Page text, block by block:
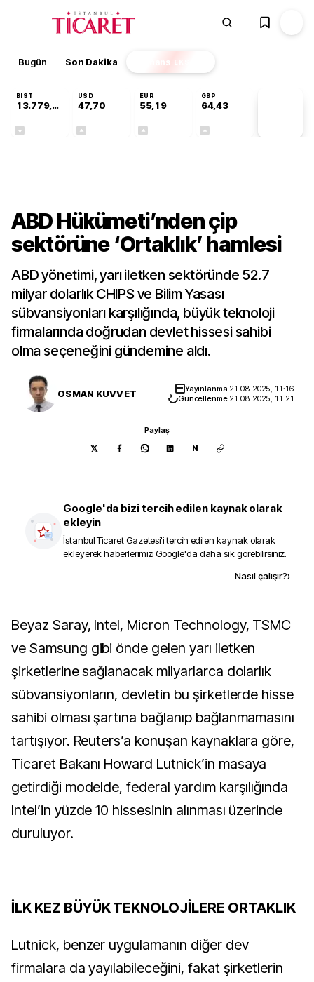
Bugün Son Dakika Finans EKSTRA
BIST
13.779,39
USD
47,70
EUR
55,19
GBP
64,43
ABD Hükümeti’nden çip
sektörüne ‘Ortaklık’ hamlesi
ABD yönetimi, yarı iletken sektöründe 52.7
milyar dolarlık CHIPS ve Bilim Yasası
sübvansiyonları karşılığında, büyük teknoloji
firmalarında doğrudan devlet hissesi sahibi
olma seçeneğini gündemine aldı.
OSMAN KUVVET Yayınlanma 21.08.2025, 11:16
Güncellenme 21.08.2025, 11:21
Paylaş
N
Google'da bizi tercih edilen kaynak olarak
ekleyin
İstanbul Ticaret Gazetesi'i tercih edilen kaynak olarak
ekleyerek haberlerimizi Google'da daha sık görebilirsiniz.
Nasıl çalışır?›
Beyaz Saray, Intel, Micron Technology, TSMC
ve Samsung gibi önde gelen yarı iletken
şirketlerine sağlanacak milyarlarca dolarlık
sübvansiyonların, devletin bu şirketlerde hisse
sahibi olması şartına bağlanıp bağlanmamasını
tartışıyor. Reuters’a konuşan kaynaklara göre,
Ticaret Bakanı Howard Lutnick’in masaya
getirdiği modelde, federal yardım karşılığında
Intel’in yüzde 10 hissesinin alınması üzerinde
duruluyor.
İLK KEZ BÜYÜK TEKNOLOJİLERE ORTAKLIK
Lutnick, benzer uygulamanın diğer dev
firmalara da yayılabileceğini, fakat şirketlerin